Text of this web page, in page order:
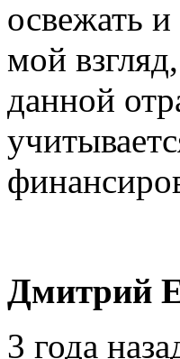
освежать
мой
данной
Дмитрий
3 года